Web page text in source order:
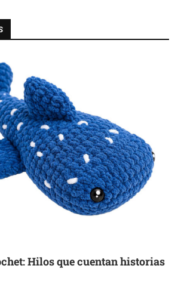
Hilos que cuentan historias